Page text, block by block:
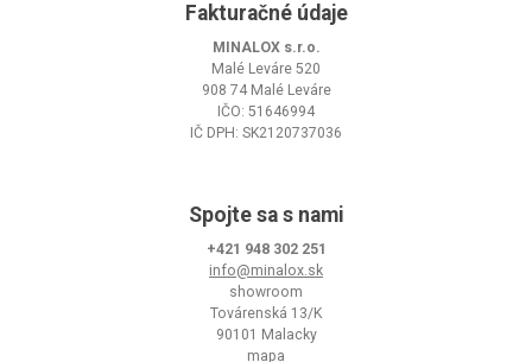
Fakturačné údaje
MINALOX s.r.o.
Malé Leváre 520
908 74 Malé Leváre
IČO: 51646994
IČ DPH: SK2120737036
Spojte sa s nami
+421 948 302 251
info@minalox.sk
showroom
Továrenská 13/K
90101 Malacky
mapa